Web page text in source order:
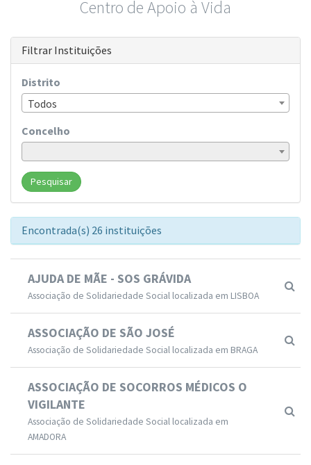
Centro de Apoio à Vida
Filtrar Instituições
Distrito
Todos
Concelho
Pesquisar
Encontrada(s) 26 instituições
AJUDA DE MÃE - SOS GRÁVIDA
Associação de Solidariedade Social localizada em LISBOA
ASSOCIAÇÃO DE SÃO JOSÉ
Associação de Solidariedade Social localizada em BRAGA
ASSOCIAÇÃO DE SOCORROS MÉDICOS O
VIGILANTE
Associação de Solidariedade Social localizada em
AMADORA